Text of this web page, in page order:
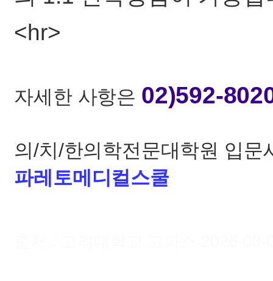
<hr>
자세한 사항은 02)592-
의/치/한의학전문대학원 입문
파레토메디컬스쿨